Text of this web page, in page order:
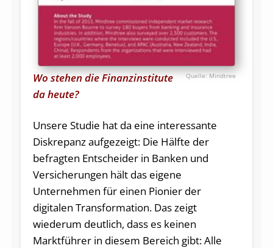
Mindtree
Wo stehen die Finanzinstitute
da heute?
Unsere Studie hat da eine interessante
Diskrepanz aufgezeigt: Die Hälfte der
befragten Entscheider in Banken und
Versicherungen hält das eigene
Unternehmen für einen Pionier der
digitalen Transformation. Das zeigt
wiederum deutlich, dass es keinen
Marktführer in diesem Bereich gibt: Alle